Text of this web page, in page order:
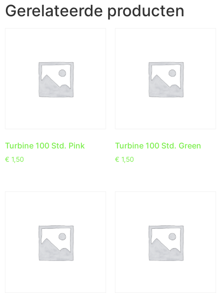
Gerelateerde producten
Turbine 100 Std. Pink
€ 1,50
Turbine 100 Std. Green
€ 1,50